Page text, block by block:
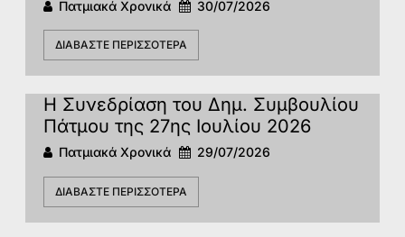
Πατμιακά Χρονικά 30/07/2026
ΔΙΑΒΆΣΤΕ ΠΕΡΙΣΣΌΤΕΡΑ
Η Συνεδρίαση του Δημ. Συμβουλίου
Πάτμου της 27ης Ιουλίου 2026
Πατμιακά Χρονικά 29/07/2026
ΔΙΑΒΆΣΤΕ ΠΕΡΙΣΣΌΤΕΡΑ